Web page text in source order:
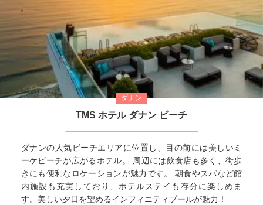
ダナン
TMS ホテル ダナン ビーチ
ダナンの人気ビーチエリアに位置し、目の前には美しいミ
ーケビーチが広がるホテル。 周辺には飲食店も多く、街歩
きにも便利なロケーションが魅力です。 朝食やスパなど館
内施設も充実しており、ホテルステイも存分に楽しめま
す。美しい夕日を望めるインフィニティプールが魅力！